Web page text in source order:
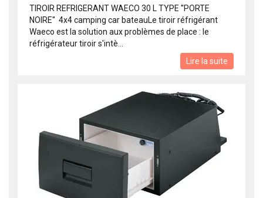
TIROIR REFRIGERANT WAECO 30 L TYPE ''PORTE
NOIRE'' 4x4 camping car bateauLe tiroir réfrigérant
Waeco est la solution aux problèmes de place : le
réfrigérateur tiroir s'intè...
Lire la suite